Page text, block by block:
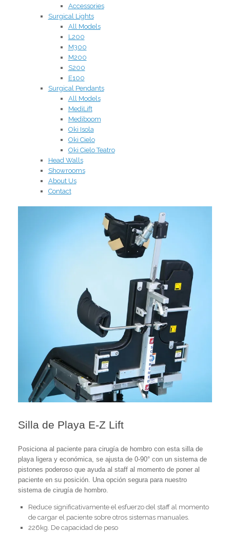
Accessories
Surgical Lights
All Models
L200
M300
M200
S200
E100
Surgical Pendants
All Models
MediLift
Mediboom
Oki Isola
Oki Cielo
Oki Cielo Teatro
Head Walls
Showrooms
About Us
Contact
Silla de Playa E-Z Lift
Posiciona al paciente para cirugía de hombro con esta silla de
playa ligera y económica, se ajusta de 0-90° con un sistema de
pistones poderoso que ayuda al staff al momento de poner al
paciente en su posición. Una opción segura para nuestro
sistema de cirugía de hombro.
Reduce significativamente el esfuerzo del staff al momento
de cargar el paciente sobre otros sistemas manuales.
226kg. De capacidad de peso